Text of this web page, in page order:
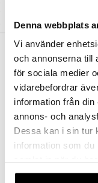
Denna webbplats
Vi använder
och annonserna till
för sociala medier
vidarebefordrar
information från
annons- och
Dessa kan i sin tur
information som du
våra cookies vid
& svar
Hos Shopping4net
Order lagt før
ved faktura,